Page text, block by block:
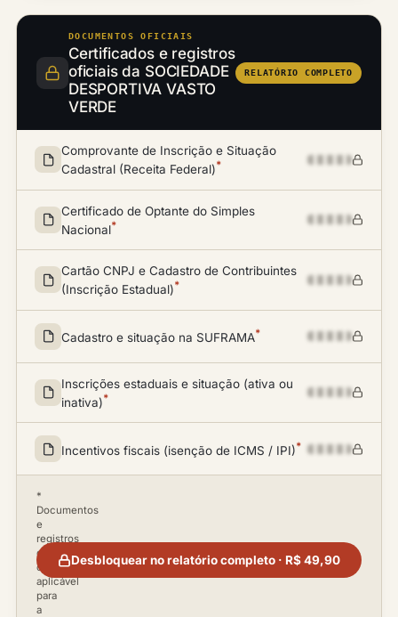
DOCUMENTOS OFICIAIS
Certificados e registros
oficiais da SOCIEDADE
DESPORTIVA VASTO
VERDE
RELATÓRIO COMPLETO
Comprovante de Inscrição e Situação
Cadastral (Receita Federal)*
Certificado de Optante do Simples
Nacional*
Cartão CNPJ e Cadastro de Contribuintes
(Inscrição Estadual)*
Cadastro e situação na SUFRAMA*
Inscrições estaduais e situação (ativa ou
inativa)*
Incentivos fiscais (isenção de ICMS / IPI)*
*
Documentos
e
registros
disponíveis
conforme
aplicável
para
a
Desbloquear no relatório completo · R$ 49,90